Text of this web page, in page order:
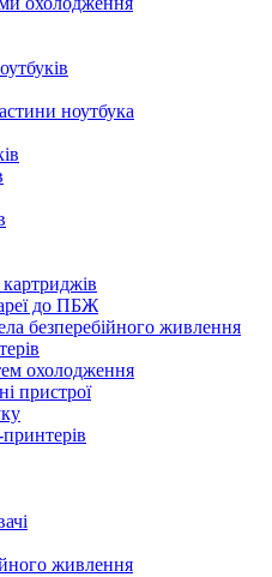
ноутбука
до ПБЖ
безперебійного живлення
охолодження
пристрої
живлення